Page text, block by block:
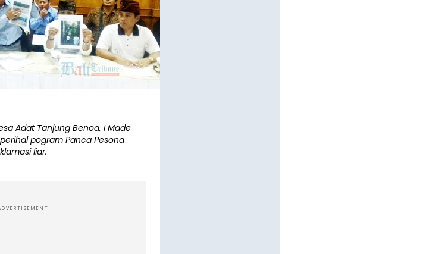
Adat Tanjung Benoa, I Made
pogram Panca Pesona
liar.